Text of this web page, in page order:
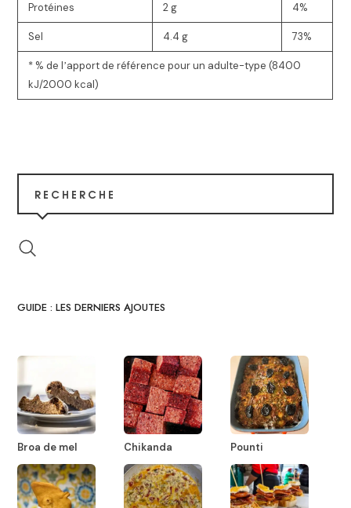
Protéines 2 g 4%
Sel 4.4 g 73%
* % de lʼapport de référence pour un adulte-type (8400
kJ/2000 kcal)
RECHERCHE
GUIDE : LES DERNIERS AJOUTES
Broa de mel Chikanda Pounti